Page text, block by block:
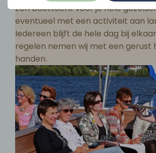
Een boottocht voor je hele
eventueel met een activiteit aan
Iedereen blijft de hele dag bij
regelen nemen wij met een gerust
handen.